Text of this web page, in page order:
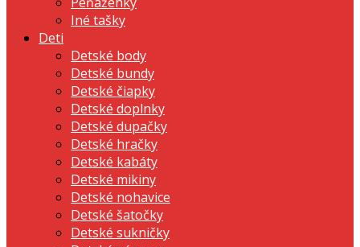
Iné tašky
Deti
Detské body
Detské bundy
Detské čiapky
Detské doplnky
Detské dupačky
Detské hračky
Detské kabáty
Detské mikiny
Detské nohavice
Detské šatočky
Detské sukničky